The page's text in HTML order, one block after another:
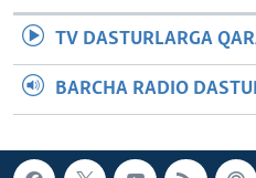
TV DASTURLARGA
BARCHA RADIO